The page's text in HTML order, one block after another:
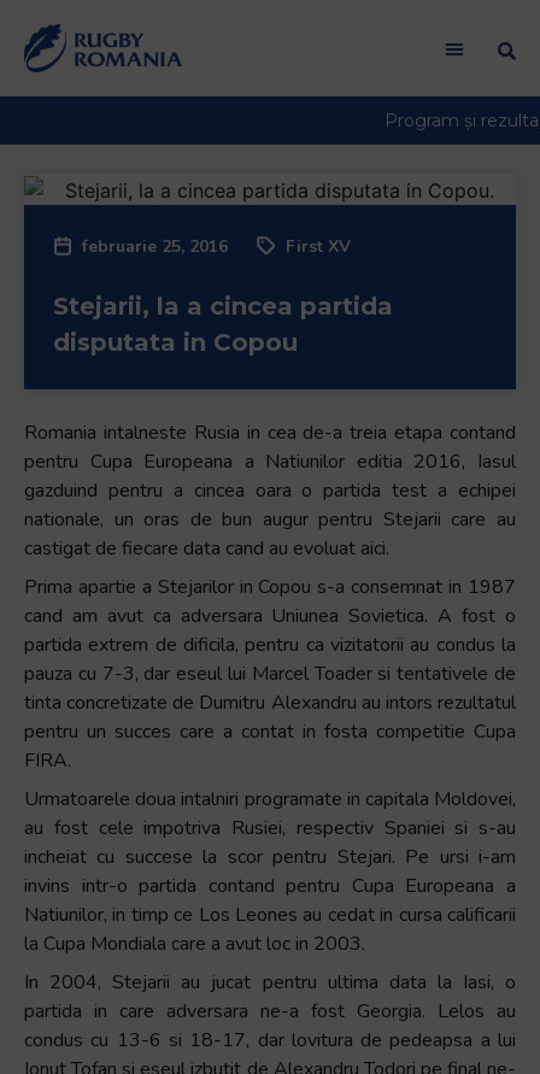
februarie 25, 2016 First XV
Stejarii, la a cincea partida
disputata in Copou
Romania intalneste Rusia in cea de-a treia etapa contand
pentru Cupa Europeana a Natiunilor editia 2016, Iasul
gazduind pentru a cincea oara o partida test a echipei
nationale, un oras de bun augur pentru Stejarii care au
castigat de fiecare data cand au evoluat aici.
Prima apartie a Stejarilor in Copou s-a consemnat in 1987
cand am avut ca adversara Uniunea Sovietica. A fost o
partida extrem de dificila, pentru ca vizitatorii au condus la
pauza cu 7-3, dar eseul lui Marcel Toader si tentativele de
tinta concretizate de Dumitru Alexandru au intors rezultatul
pentru un succes care a contat in fosta competitie Cupa
FIRA.
Urmatoarele doua intalniri programate in capitala Moldovei,
au fost cele impotriva Rusiei, respectiv Spaniei si s-au
incheiat cu succese la scor pentru Stejari. Pe ursi i-am
invins intr-o partida contand pentru Cupa Europeana a
Natiunilor, in timp ce Los Leones au cedat in cursa calificarii
la Cupa Mondiala care a avut loc in 2003.
In 2004, Stejarii au jucat pentru ultima data la Iasi, o
partida in care adversara ne-a fost Georgia. Lelos au
condus cu 13-6 si 18-17, dar lovitura de pedeapsa a lui